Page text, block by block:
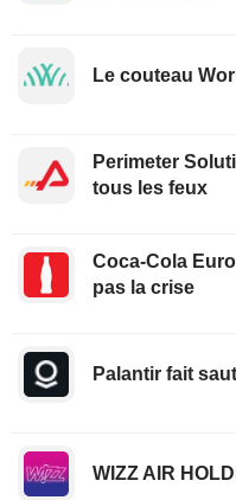
Le couteau
Perimeter
tous les feux
Coca-Cola
pas la crise
Palantir fait
WIZZ AIR